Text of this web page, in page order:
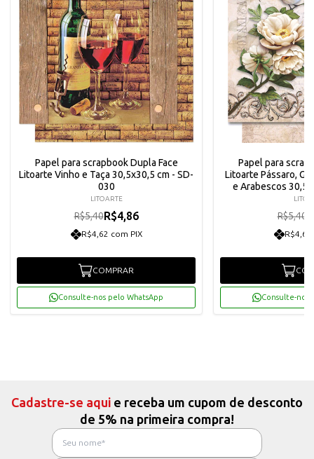
Papel para scrapbook Dupla Face
Litoarte Vinho e Taça 30,5x30,5 cm - SD-
030
LITOARTE
R$5,40R$4,86
R$4,62 com PIX
COMPRAR
Consulte-nos pelo WhatsApp
Papel para
Litoarte Pássaro,
e Arabescos
R$5,40
R$4,62
Consulte-nos
Cadastre-se aqui e receba um cupom de desconto
de 5% na primeira compra!